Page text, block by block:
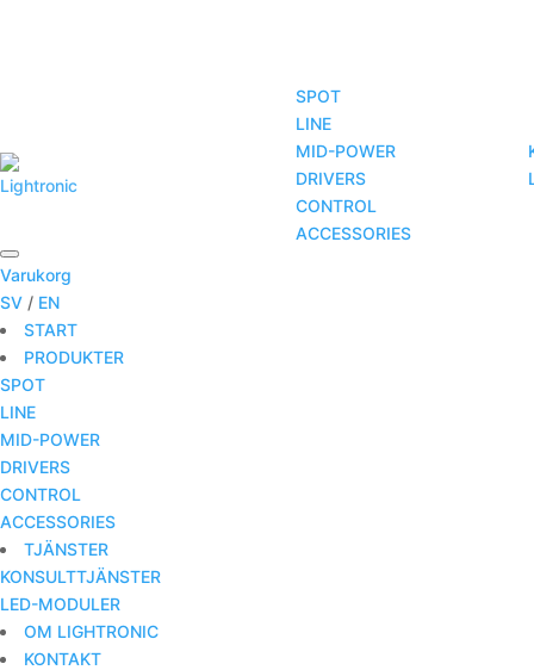
SPOT
LINE
MID-POWER
DRIVERS
CONTROL
ACCESSORIES
Varukorg
SV / EN
START
PRODUKTER
SPOT
LINE
MID-POWER
DRIVERS
CONTROL
ACCESSORIES
TJÄNSTER
KONSULTTJÄNSTER
LED-MODULER
OM LIGHTRONIC
KONTAKT